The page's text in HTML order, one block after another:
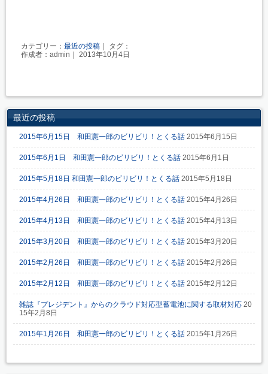
カテゴリー： 最近の投稿 ｜ タグ：
作成者：admin｜ 2013年10月4日
最近の投稿
2015年6月15日 和田憲一郎のビリビリ！とくる話 2015年6月15日
2015年6月1日 和田憲一郎のビリビリ！とくる話 2015年6月1日
2015年5月18日 和田憲一郎のビリビリ！とくる話 2015年5月18日
2015年4月26日 和田憲一郎のビリビリ！とくる話 2015年4月26日
2015年4月13日 和田憲一郎のビリビリ！とくる話 2015年4月13日
2015年3月20日 和田憲一郎のビリビリ！とくる話 2015年3月20日
2015年2月26日 和田憲一郎のビリビリ！とくる話 2015年2月26日
2015年2月12日 和田憲一郎のビリビリ！とくる話 2015年2月12日
雑誌『プレジデント』からのクラウド対応型蓄電池に関する取材対応 20
15年2月8日
2015年1月26日 和田憲一郎のビリビリ！とくる話 2015年1月26日